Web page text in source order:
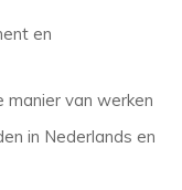
en
manier van werken
in Nederlands en